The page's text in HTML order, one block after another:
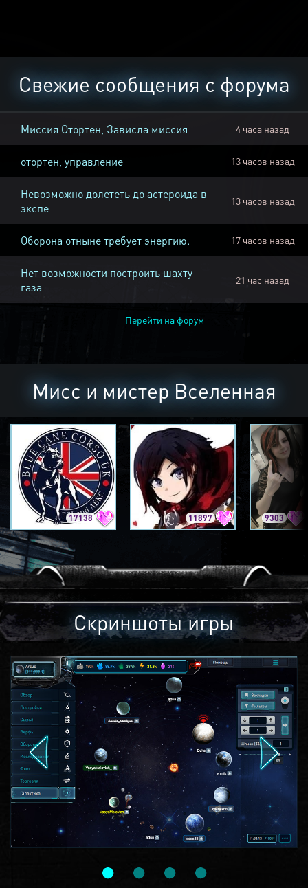
Свежие сообщения с форума
Миссия Отортен, Зависла миссия 4 часа назад
отортен, управление 13 часов назад
Невозможно долететь до астероида в
экспе
13 часов назад
Оборона отныне требует энергию. 17 часов назад
Нет возможности построить шахту
газа
21 час назад
Перейти на форум
Мисс и мистер Вселенная
17138 11897 9303
Скриншоты игры